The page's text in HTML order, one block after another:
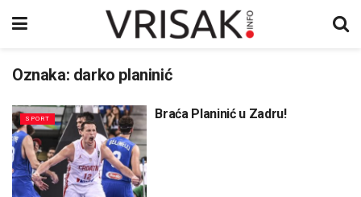
Oznaka: darko planinić
SPORT Braća Planinić u Zadru!